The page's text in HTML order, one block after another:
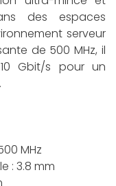
des espaces
serveur
de 500 MHz, il
Gbit/s pour un
MHz
: 3.8 mm